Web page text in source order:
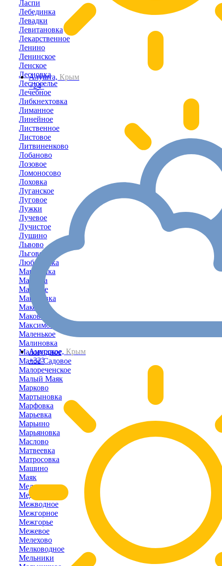
Алушта, Крым
+24°
Амурское, Крым
+32°
Ласпи
Лебединка
Левадки
Левитановка
Лекарственное
Ленино
Ленинское
Ленское
Лесновка
Лесноселье
Лечебное
Либкнехтовка
Лиманное
Линейное
Лиственное
Листовое
Литвиненково
Лобаново
Лозовое
Ломоносово
Лоховка
Луганское
Луговое
Лужки
Лучевое
Лучистое
Лушино
Львово
Льговское
Любимовка
Магазинка
Мазанка
Майское
Макаровка
Маковка
Маковское
Максимовка
Маленькое
Малиновка
Маловидное
Малое-Садовое
Малореченское
Малый Маяк
Марково
Мартыновка
Марфовка
Марьевка
Марьино
Марьяновка
Маслово
Матвеевка
Матросовка
Машино
Маяк
Медведевка
Медведево
Межводное
Межгорное
Межгорье
Межевое
Мелехово
Мелководное
Мельники